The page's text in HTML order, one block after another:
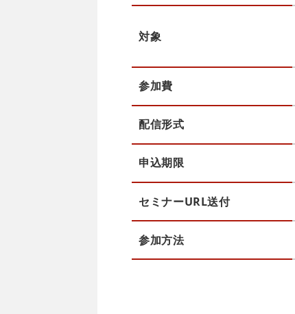
対象
参加費
配信形式
申込期限
セミナーURL送付
参加方法